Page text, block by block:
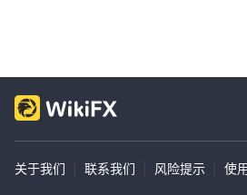
关于我们 联系我们 风险提示 使